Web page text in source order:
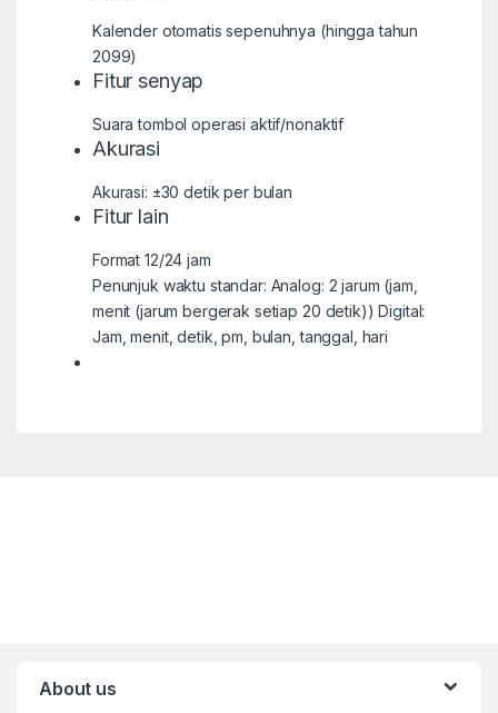
Kalender otomatis sepenuhnya (hingga tahun
2099)
Fitur senyap
Suara tombol operasi aktif/nonaktif
Akurasi
Akurasi: ±30 detik per bulan
Fitur lain
Format 12/24 jam
Penunjuk waktu standar: Analog: 2 jarum (jam,
menit (jarum bergerak setiap 20 detik)) Digital:
Jam, menit, detik, pm, bulan, tanggal, hari
About us